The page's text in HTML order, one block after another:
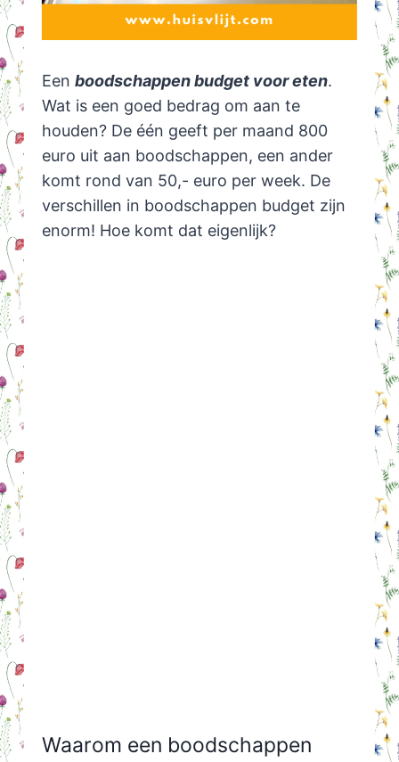
Een boodschappen budget voor eten.
Wat is een goed bedrag om aan te
houden? De één geeft per maand 800
euro uit aan boodschappen, een ander
komt rond van 50,- euro per week. De
verschillen in boodschappen budget zijn
enorm! Hoe komt dat eigenlijk?
Waarom een boodschappen